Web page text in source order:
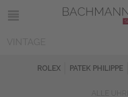
ROLEX PATEK PHILIPPE